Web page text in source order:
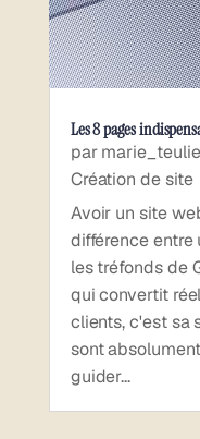
Les 8 pages
par
Création de site
Avoir un site
différence
les tréfonds de
qui convertit
clients, c'est sa
sont
guider...